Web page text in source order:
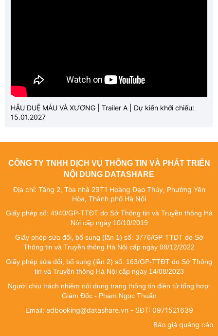
HẬU DUỆ MÁU VÀ XƯƠNG | Trailer A | Dự kiến khởi chiếu:
15.01.2027
CÔNG TY TNHH DỊCH VỤ THÔNG TIN VÀ PHÁT TRIỂN
NỘI DUNG DATASHARE
Địa chỉ: Tầng 2, Tòa nhà 29T1 Hoàng Đạo Thúy, Phường Yên
Hòa, Thành phố Hà Nội
Giấy phép số: 4940/GP-TTĐT do Sở Thông tin và Truyền thông Hà
Nội cấp ngày 10/10/2019
Giấy phép sửa đổi, bổ sung (lần 1) số: 3776/GP-TTĐT do Sở
Thông tin và Truyền thông Hà Nội cấp ngày 08/12/2022
Giấy phép sửa đổi, bổ sung (lần 2) số: 163/GP-TTĐT do Sở Thông
tin và Truyền thông Hà Nội cấp ngày 14/08/2023
Người chịu trách nhiệm nội dung trang thông tin điện tử tổng hợp:
Giám Đốc - Phạm Ngọc Thuấn
Email: adbooking@datashare.vn - SĐT: 0971521639
Báo giá quảng cáo